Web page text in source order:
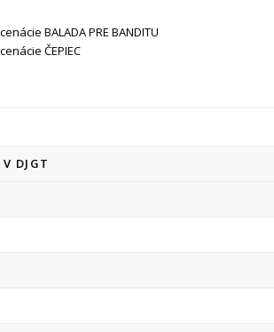
BALADA PRE BANDITU
ČEPIEC
DJGT